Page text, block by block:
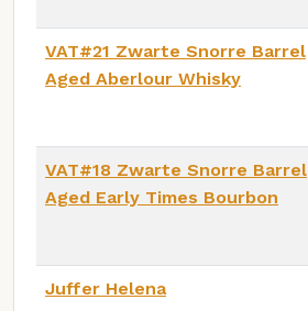
VAT#21 Zwarte Snorre Barrel
Aged Aberlour Whisky
VAT#18 Zwarte Snorre Barrel
Aged Early Times Bourbon
Juffer Helena